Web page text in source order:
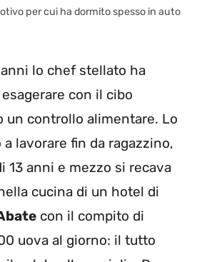
per cui ha dormito spesso in auto
lo chef stellato ha
con il cibo
un controllo alimentare. Lo
lavorare fin da ragazzino,
13 anni e mezzo si recava
cucina di un hotel di
con il compito di
uova al giorno: il tutto